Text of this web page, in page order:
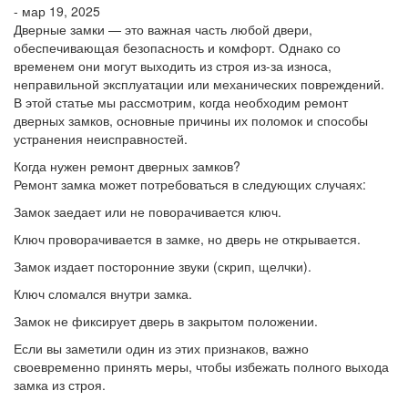
- мар 19, 2025
Дверные замки — это важная часть любой двери,
обеспечивающая безопасность и комфорт. Однако со
временем они могут выходить из строя из-за износа,
неправильной эксплуатации или механических повреждений.
В этой статье мы рассмотрим, когда необходим ремонт
дверных замков, основные причины их поломок и способы
устранения неисправностей.
Когда нужен ремонт дверных замков?
Ремонт замка может потребоваться в следующих случаях:
Замок заедает или не поворачивается ключ.
Ключ проворачивается в замке, но дверь не открывается.
Замок издает посторонние звуки (скрип, щелчки).
Ключ сломался внутри замка.
Замок не фиксирует дверь в закрытом положении.
Если вы заметили один из этих признаков, важно
своевременно принять меры, чтобы избежать полного выхода
замка из строя.